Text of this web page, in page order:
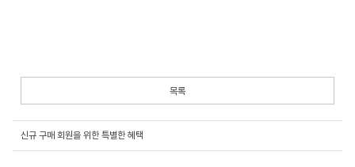
목록
신규 구매 회원을 위한 특별한 혜택